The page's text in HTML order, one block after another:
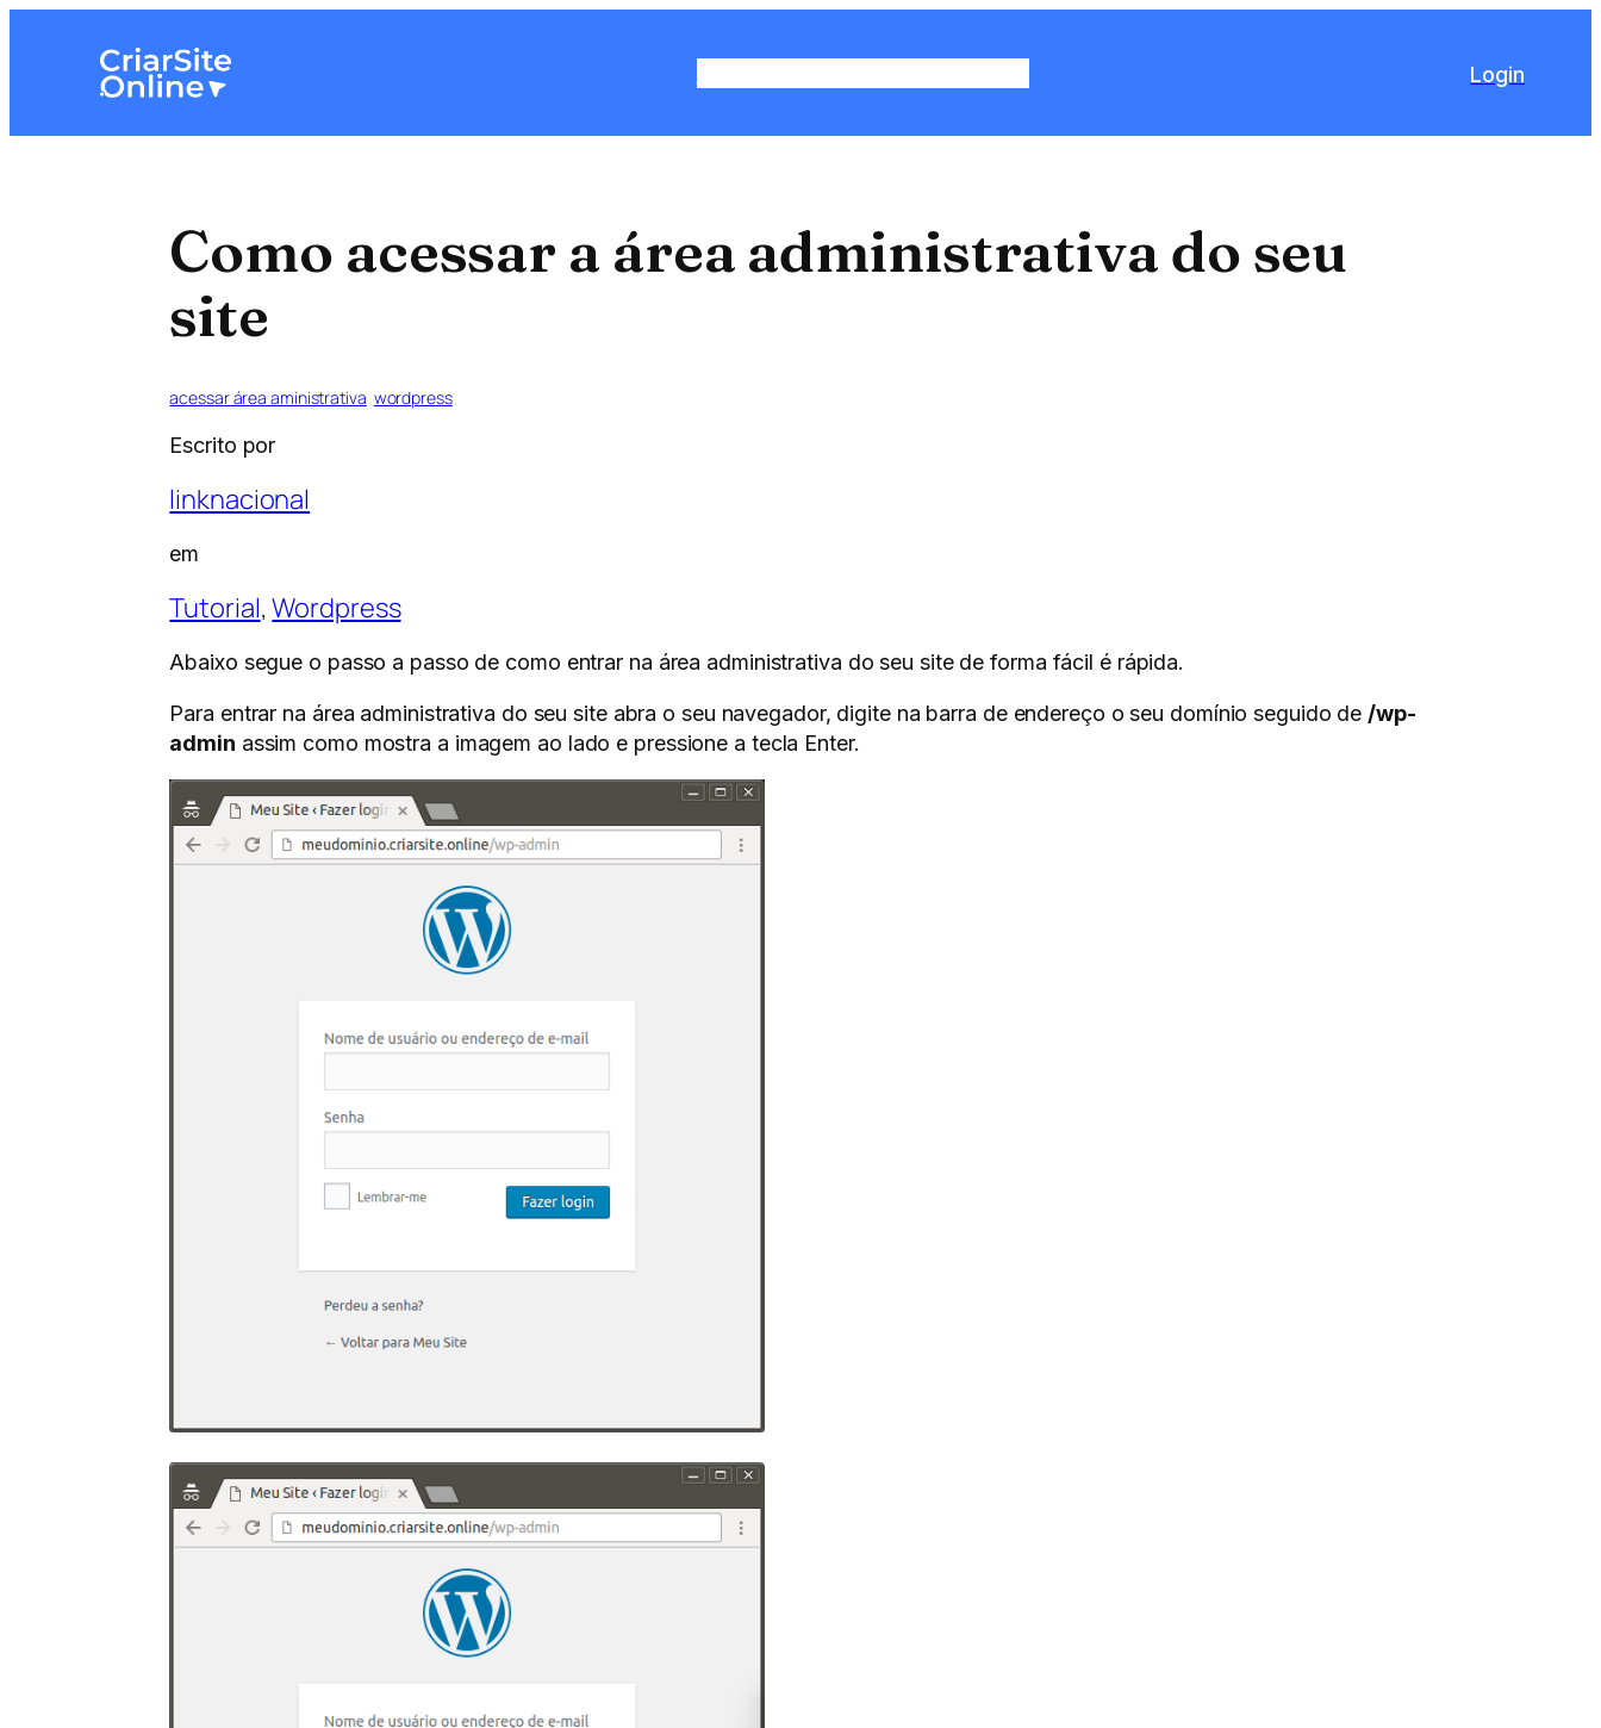
Login
Como acessar a área administrativa do seu
site
acessar área aministrativa wordpress
Escrito por
linknacional
em
Tutorial, Wordpress
Abaixo segue o passo a passo de como entrar na área administrativa do seu site de forma fácil é rápida.
Para entrar na área administrativa do seu site abra o seu navegador, digite na barra de endereço o seu domínio seguido de /wp-
admin assim como mostra a imagem ao lado e pressione a tecla Enter.